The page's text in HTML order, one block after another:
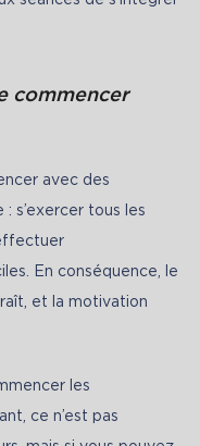
commencer
avec des
s’exercer tous les
En conséquence, le
et la motivation
les
ce n’est pas